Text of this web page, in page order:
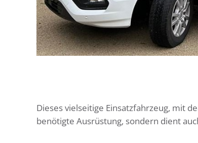
Dieses vielseitige Einsatzfahrzeug, mit
benötigte Ausrüstung, sondern dient